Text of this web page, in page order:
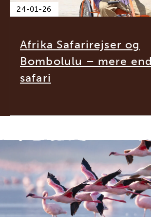
24-01-26
Afrika Safarirejser og
Bombolulu – mere
safari